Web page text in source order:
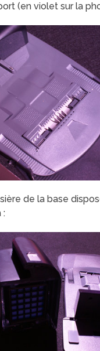
(en violet sur la
de la base
: